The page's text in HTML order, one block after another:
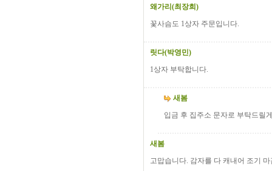
왜가리(최장희)
꽃사슴도 1상자 주문입니다.
릿다(박영민)
1상자 부탁합니다.
새봄
입금 후 집주소 문자로 부탁드릴
새봄
고맙습니다. 감자를 다 캐내어 조기